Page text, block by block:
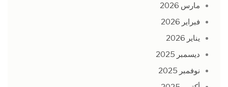
مارس 2026
فبراير 2026
يناير 2026
ديسمبر 2025
نوفمبر 2025